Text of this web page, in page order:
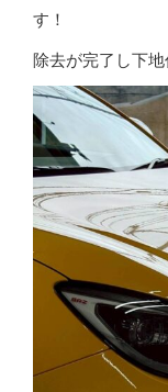
す！
除去が完了し下